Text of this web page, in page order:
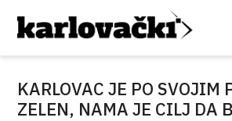
KARLOVAC JE PO SVOJIM
ZELEN, NAMA JE CILJ DA